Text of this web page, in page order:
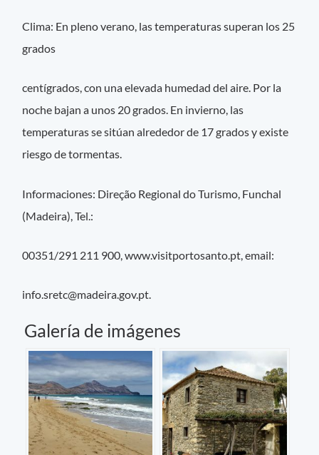
Clima: En pleno verano, las temperaturas superan los 25
grados
centígrados, con una elevada humedad del aire. Por la
noche bajan a unos 20 grados. En invierno, las
temperaturas se sitúan alrededor de 17 grados y existe
riesgo de tormentas.
Informaciones: Direção Regional do Turismo, Funchal
(Madeira), Tel.:
00351/291 211 900, www.visitportosanto.pt, email:
info.sretc@madeira.gov.pt.
Galería de imágenes